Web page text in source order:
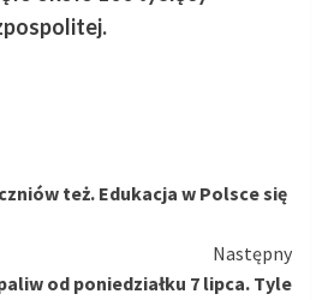
też. Edukacja w Polsce się
Następny
od poniedziałku 7 lipca. Tyle